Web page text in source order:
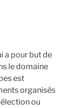
a pour but de
le domaine
est
organisés
ou